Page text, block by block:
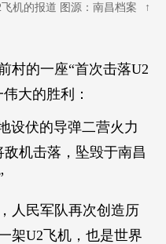
机的报道 图源：南昌档案
村的一座“首次击落U2
大的胜利：
设伏的导弹二营火力
机击落，坠毁于南昌
人民军队再次创造历
架U2飞机，也是世界